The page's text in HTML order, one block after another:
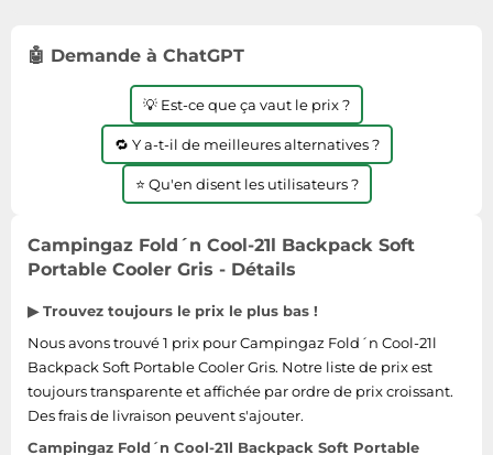
Techniques de mesure
Textiles de maison
Tondeuses
Tronçonneuses
Tuyaux d'arrosage
Éclairage
Éviers
Jeux électroniques
Machines à coudre
Montres connectées
Objectifs photo
Ordinateurs portables
Photo
Plaques de cuisson
Reflex numériques
Robots de cuisine
Réfrigérateurs
Smartphones
Vélos biking
Vêtements de sport
Équipement outdoor
🤖 Demande à ChatGPT
💡 Est-ce que ça vaut le prix ?
🔁 Y a-t-il de meilleures alternatives ?
⭐ Qu'en disent les utilisateurs ?
Campingaz Fold´n Cool-21l Backpack Soft
Portable Cooler Gris - Détails
▶ Trouvez toujours le prix le plus bas !
Nous avons trouvé 1 prix pour Campingaz Fold´n Cool-21l
Backpack Soft Portable Cooler Gris. Notre liste de prix est
toujours transparente et affichée par ordre de prix croissant.
Des frais de livraison peuvent s'ajouter.
Campingaz Fold´n Cool-21l Backpack Soft Portable